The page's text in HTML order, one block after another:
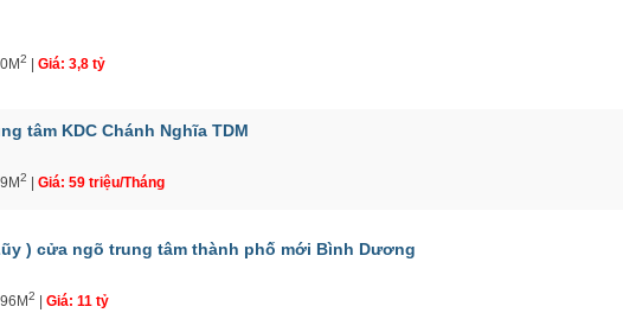
2 Giá: 3,8 tỷ
tâm KDC Chánh Nghĩa TDM
2 Giá: 59 triệu/Tháng
) cửa ngõ trung tâm thành phố mới Bình Dương
2 Giá: 11 tỷ